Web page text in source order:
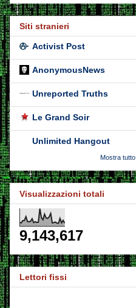
Siti stranieri
Activist Post
AnonymousNews
Unreported Truths
Le Grand Soir
Unlimited Hangout
Mostra tutto
Visualizzazioni totali
9,143,617
Lettori fissi